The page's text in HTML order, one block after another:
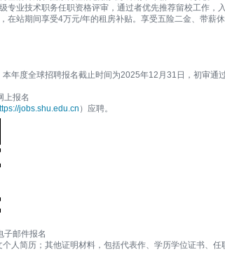
专业技术职务任职资格评审，通过者优先推荐留校工作，
在站期间享受4万元/年的租房补贴。享受五险二金、带薪
年度全球招聘报名截止时间为2025年12月31日，初审通
上报名
jobs.shu.edu.cn ）应聘。
子邮件报名
人简历；其他证明材料，包括代表作、学历学位证书、任